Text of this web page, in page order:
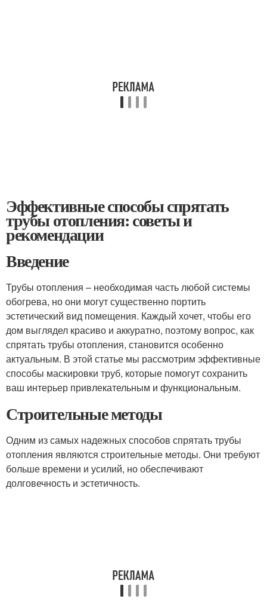
Эффективные способы спрятать
трубы отопления: советы и
рекомендации
Введение
Трубы отопления – необходимая часть любой системы
обогрева, но они могут существенно портить
эстетический вид помещения. Каждый хочет, чтобы его
дом выглядел красиво и аккуратно, поэтому вопрос, как
спрятать трубы отопления, становится особенно
актуальным. В этой статье мы рассмотрим эффективные
способы маскировки труб, которые помогут сохранить
ваш интерьер привлекательным и функциональным.
Строительные методы
Одним из самых надежных способов спрятать трубы
отопления являются строительные методы. Они требуют
больше времени и усилий, но обеспечивают
долговечность и эстетичность.